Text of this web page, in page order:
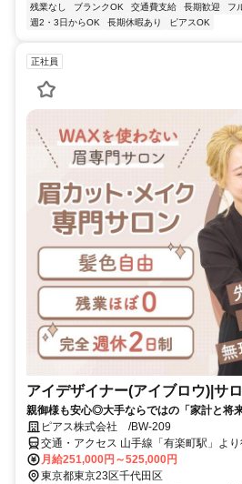
残業なし
ブランクOK 交通費支給 長期歓迎 フ
週2・3日からOK
長期休暇あり ピアスOK
正社員
アイデザイナー(アイブロウ)|サ
親御様も安心◎大手ならではの「家計と将
ピアス株式会社 /BW-209
交通・アクセス 山手線「有楽町駅」よ
月給251,000円～525,000円
東京都東京23区千代田区